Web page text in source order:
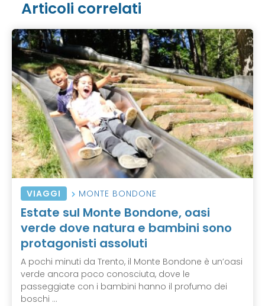
Articoli correlati
VIAGGI MONTE BONDONE
Estate sul Monte Bondone, oasi
verde dove natura e bambini sono
protagonisti assoluti
A pochi minuti da Trento, il Monte Bondone è un’oasi
verde ancora poco conosciuta, dove le
passeggiate con i bambini hanno il profumo dei
boschi ...